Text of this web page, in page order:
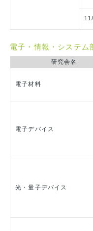
電子・情報・システ
研究会名
電子材料
電子デバイス
光・量子デバイス